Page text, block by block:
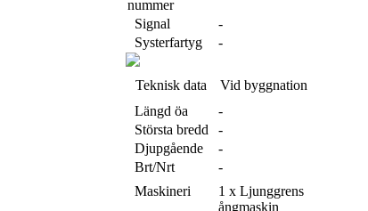
nummer
Signal
-
Systerfartyg
-
Teknisk data Vid byggnation
Längd öa
-
Största bredd
-
Djupgående
-
Brt/Nrt
-
Maskineri
1 x Ljunggrens
ångmaskin